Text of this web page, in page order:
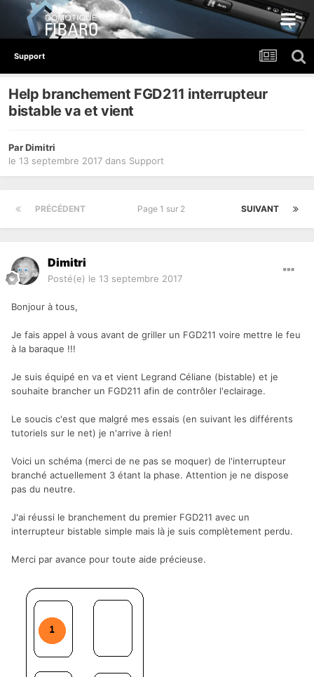
Support
Help branchement FGD211 interrupteur
bistable va et vient
ParDimitri
le 13 septembre 2017 dans Support
PRÉCÉDENT SUIVANT
Page 1 sur 2
Dimitri
Posté(e) le 13 septembre 2017
Bonjour à tous,
Je fais appel à vous avant de griller un FGD211 voire mettre le feu
à la baraque !!!
Je suis équipé en va et vient Legrand Céliane (bistable) et je
souhaite brancher un FGD211 afin de contrôler l'eclairage.
Le soucis c'est que malgré mes essais (en suivant les différents
tutoriels sur le net) je n'arrive à rien!
Voici un schéma (merci de ne pas se moquer) de l'interrupteur
branché actuellement 3 étant la phase. Attention je ne dispose
pas du neutre.
J'ai réussi le branchement du premier FGD211 avec un
interrupteur bistable simple mais là je suis complètement perdu.
Merci par avance pour toute aide précieuse.